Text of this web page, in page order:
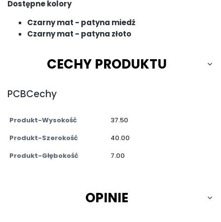
Dostępne kolory
Czarny mat - patyna miedź
Czarny mat - patyna złoto
CECHY PRODUKTU
PCBCechy
Produkt-Wysokość
37.50
Produkt-Szerokość
40.00
Produkt-Głębokość
7.00
OPINIE